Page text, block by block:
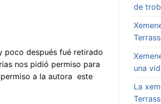
poco después fué retirado
nos pidió permiso para
a la autora este
de
una
La